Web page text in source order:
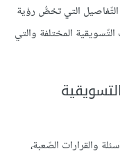
التي تخصُّ رؤية
المختلفة والتي
والقرارات الصّعبة،